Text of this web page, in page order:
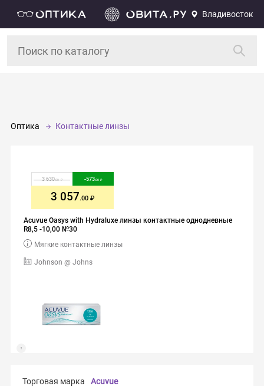
Владивосток
Оптика Контактные линзы
Acuvue Oasys with Hydraluxe линзы контактные однодневные
R8,5 -10,00 №30
Johnson @ Johns
Мягкие контактные линзы
3 630.00 -573.00
3 057.00
Торговая марка
Acuvue